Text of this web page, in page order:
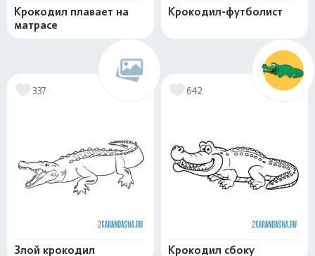
Крокодил плавает на
матрасе
Крокодил-футболист
337
Злой крокодил
642
Крокодил сбоку